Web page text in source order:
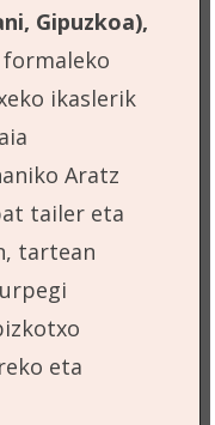
Gipuzkoa),
formaleko
ikaslerik
Aratz
tailer eta
tartean
eta